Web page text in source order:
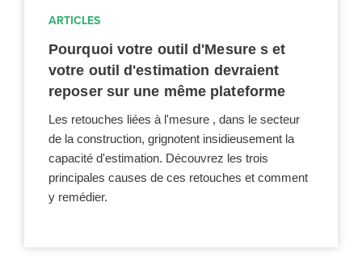
ARTICLES
Pourquoi votre outil d'Mesure s et
votre outil d'estimation devraient
reposer sur une même plateforme
Les retouches liées à l'mesure , dans le secteur
de la construction, grignotent insidieusement la
capacité d'estimation. Découvrez les trois
principales causes de ces retouches et comment
y remédier.